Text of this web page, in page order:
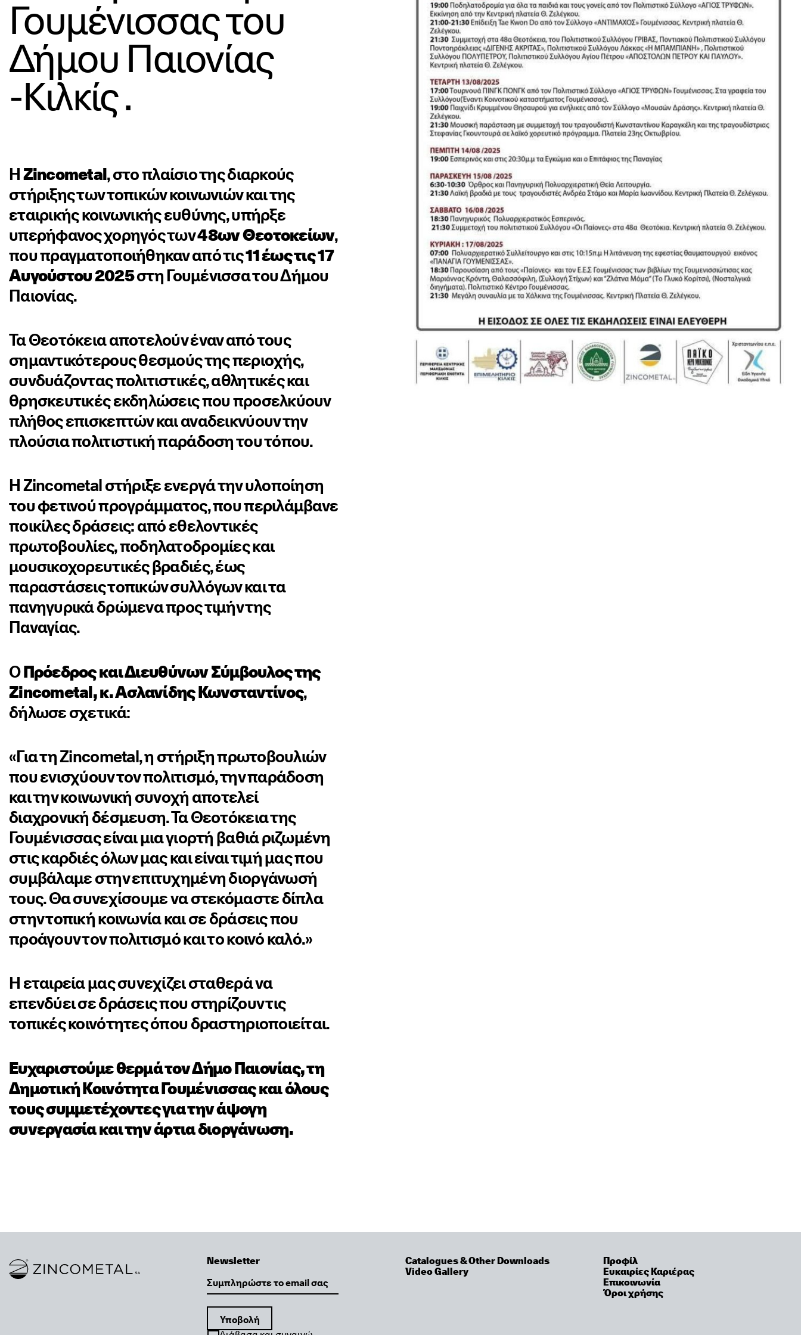
Γουμένισσας του
Δήμου Παιονίας
-Κιλκίς .
ΗZincometal, στο πλαίσιο της διαρκούς
στήριξης των τοπικών κοινωνιών και της
εταιρικής κοινωνικής ευθύνης, υπήρξε
υπερήφανος χορηγός των48ων Θεοτοκείων,
που πραγματοποιήθηκαν από τις11 έως τις 17
Αυγούστου 2025στη Γουμένισσα του Δήμου
Παιονίας.
Τα Θεοτόκεια αποτελούν έναν από τους
σημαντικότερους θεσμούς της περιοχής,
συνδυάζοντας πολιτιστικές, αθλητικές και
θρησκευτικές εκδηλώσεις που προσελκύουν
πλήθος επισκεπτών και αναδεικνύουν την
πλούσια πολιτιστική παράδοση του τόπου.
Η Zincometal στήριξε ενεργά την υλοποίηση
του φετινού προγράμματος, που περιλάμβανε
ποικίλες δράσεις: από εθελοντικές
πρωτοβουλίες, ποδηλατοδρομίες και
μουσικοχορευτικές βραδιές, έως
παραστάσεις τοπικών συλλόγων και τα
πανηγυρικά δρώμενα προς τιμήν της
Παναγίας.
ΟΠρόεδρος και Διευθύνων Σύμβουλος της
Zincometal, κ. Ασλανίδης Κωνσταντίνος,
δήλωσε σχετικά:
«Για τη Zincometal, η στήριξη πρωτοβουλιών
που ενισχύουν τον πολιτισμό, την παράδοση
και την κοινωνική συνοχή αποτελεί
διαχρονική δέσμευση. Τα Θεοτόκεια της
Γουμένισσας είναι μια γιορτή βαθιά ριζωμένη
στις καρδιές όλων μας και είναι τιμή μας που
συμβάλαμε στην επιτυχημένη διοργάνωσή
τους. Θα συνεχίσουμε να στεκόμαστε δίπλα
στην τοπική κοινωνία και σε δράσεις που
προάγουν τον πολιτισμό και το κοινό καλό.»
Η εταιρεία μας συνεχίζει σταθερά να
επενδύει σε δράσεις που στηρίζουν τις
τοπικές κοινότητες όπου δραστηριοποιείται.
Ευχαριστούμε θερμά τον Δήμο Παιονίας, τη
Δημοτική Κοινότητα Γουμένισσας και όλους
τους συμμετέχοντες για την άψογη
συνεργασία και την άρτια διοργάνωση.
Link to homepage
Newsletter
Catalogues & Other Downloads
Video Gallery
Προφίλ
Ευκαιρίες Καριέρας
Επικοινωνία
Όροι χρήσης